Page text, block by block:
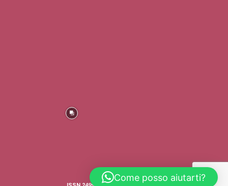
Come posso aiutarti?